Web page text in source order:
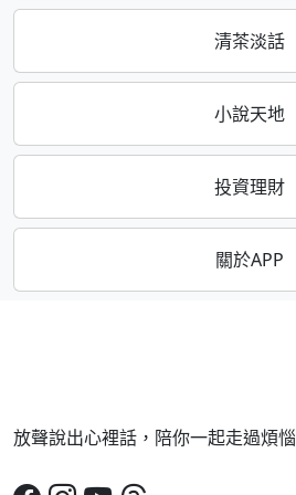
清茶淡話
小說天地
投資理財
關於APP
放聲說出心裡話，陪你一起走過煩惱